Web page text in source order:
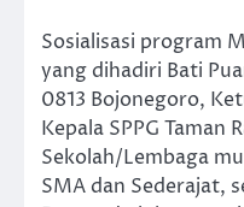
Sosialisasi program
yang dihadiri Bati
0813 Bojonegoro,
Kepala SPPG Taman
Sekolah/Lembaga
SMA dan Sederajat,